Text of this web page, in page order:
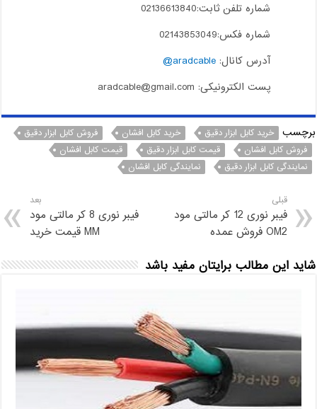
شماره تلفن ثابت:02136613840
شماره فکس:02143853049
آدرس کانال:aradcable@
پست الکترونیکی: aradcable@gmail.com
برچسب خرید کابل ابزار دقیق خرید کابل افشان
فروش کابل ابزار دقیق
فروش کابل افشان
قیمت کابل ابزار دقیق
قیمت کابل افشان
نمایندگی کابل ابزار دقیق
نمایندگی کابل افشان
قبلی
فیبر نوری 12 کر مالتی مود
OM2 فروش عمده
بعد
فیبر نوری 8 کر مالتی مود
MM قیمت خرید
شاید این مطالب برایتان مفید باشد